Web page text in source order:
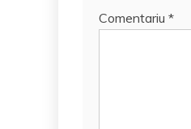
Comentariu *